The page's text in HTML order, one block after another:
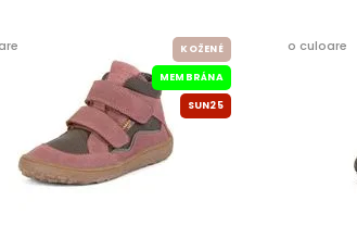
KOŽENÉ
MEMBRÁNA
SUN25
o culoare